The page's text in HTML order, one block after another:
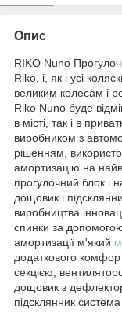
Опис
RIKO Nuno
Riko, і, як і усі
великим колесам і
Riko Nuno буде
в місті, так і в
виробником з
рішенням,
амортизацію на
прогулочний блок і
дощовик і
виробництва
спинки за
амортизації м'який
додаткового
секцією,
дощовик з
підсклянник